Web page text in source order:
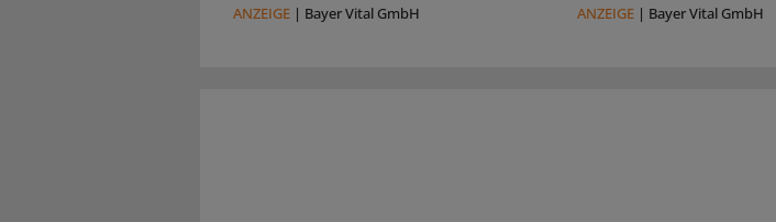
ANZEIGE | Bayer Vital GmbH ANZEIGE | Bayer Vital GmbH